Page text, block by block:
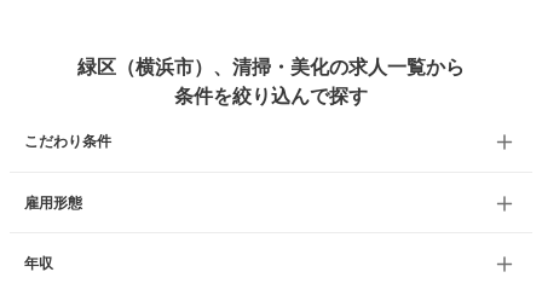
緑区（横浜市）、清掃・美化の求人一覧から
条件を絞り込んで探す
こだわり条件
雇用形態
年収